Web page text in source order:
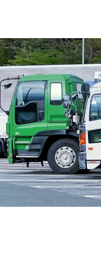
レーター
ルドエンジニア
ケンス・ラダー）